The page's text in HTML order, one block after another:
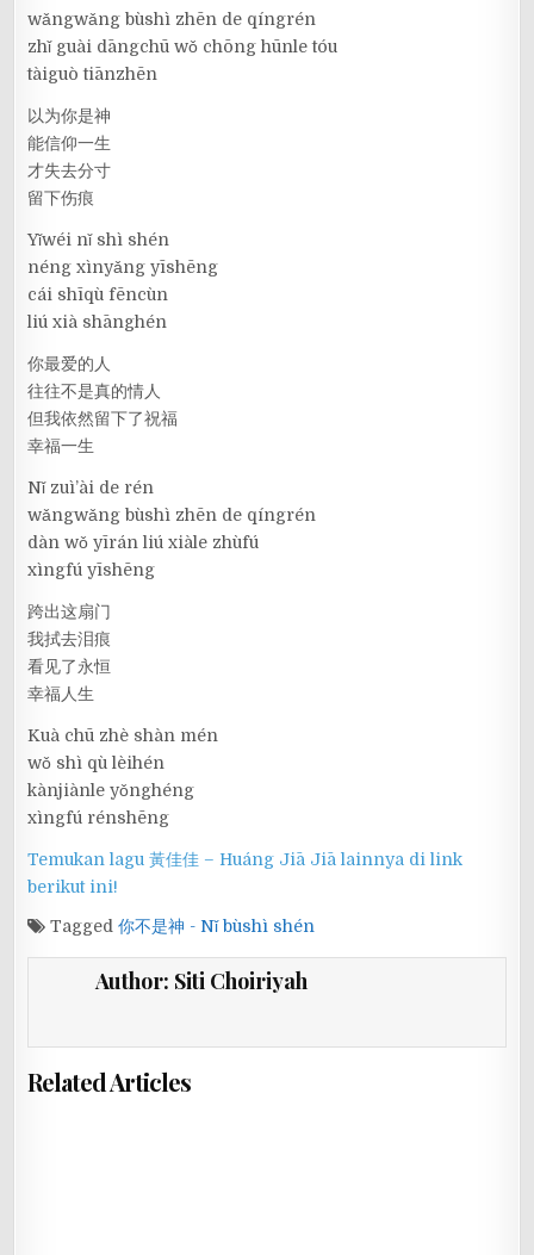
wǎngwǎng bùshì zhēn de qíngrén
zhǐ guài dāngchū wǒ chōng hūnle tóu
tàiguò tiānzhēn
以为你是神
能信仰一生
才失去分寸
留下伤痕
Yǐwéi nǐ shì shén
néng xìnyǎng yīshēng
cái shīqù fēncùn
liú xià shānghén
你最爱的人
往往不是真的情人
但我依然留下了祝福
幸福一生
Nǐ zuì’ài de rén
wǎngwǎng bùshì zhēn de qíngrén
dàn wǒ yīrán liú xiàle zhùfú
xìngfú yīshēng
跨出这扇门
我拭去泪痕
看见了永恒
幸福人生
Kuà chū zhè shàn mén
wǒ shì qù lèihén
kànjiànle yǒnghéng
xìngfú rénshēng
Temukan lagu 黃佳佳 – Huáng Jiā Jiā lainnya di link
berikut ini!
Tagged你不是神 - Nǐ bùshì shén
Author: Siti Choiriyah
Related Articles